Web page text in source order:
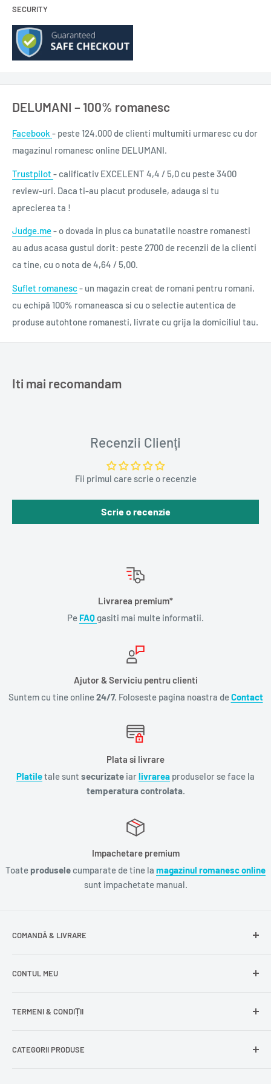
răceala clinică a consemnării specialistului ne dezvăluie o
dramă care nu este doar personală. Ca atâtea alte fete, Kim
Jiyeong nu ar fi trebuit să se nască. Pentru că era fată, și-a
fată, la școală și la facultate a fost tratată altfel decât colegii
copilului, sacrificându-și cariera. Și atunci, să fie „nebunia“ lui
Kim Jiyeong o exprimare exacerbată a ceea ce simt toate
Titlu: Kim Jiyeong, născută în 1982
An apariție: 2021
Ediție: I
Pagini: 196
Format: 13x20 cm
Colecție: Raftul Denisei
Domeniu: literatură
Autor: Cho Nam-joo
Traducere: Diana Yüksel
SECURITY
DELUMANI – 100% romanesc
Facebook - peste 124.000 de clienti multumiti urmaresc cu dor
magazinul romanesc online DELUMANI.
Trustpilot - calificativ EXCELENT 4,4 / 5,0 cu peste 3400
review-uri. Daca ti-au placut produsele, adauga si tu
aprecierea ta !
Judge.me- o dovada in plus ca bunatatile noastre romanesti
au adus acasa gustul dorit: peste 2700 de recenzii de la clienti
ca tine, cu o nota de 4,64 / 5,00.
Suflet romanesc- un magazin creat de romani pentru romani,
cu echipă 100% romaneasca si cu o selectie autentica de
produse autohtone romanesti, livrate cu grija la domiciliul tau.
Iti mai recomandam
Recenzii Clienți
Fii primul care scrie o recenzie
Scrie o recenzie
Livrarea premium*
Pe FAQgasiti mai multe informatii.
Ajutor & Serviciu pentru clienti
Suntem cu tine online24/7. Foloseste pagina noastra deContact
Plata si livrare
Platiletale sunt securizate iarlivrarea produselor se face la
temperatura controlata.
Impachetare premium
Toate produsele cumparate de tine la magazinul romanesc online
sunt impachetate manual.
COMANDĂ & LIVRARE
Livrare gratuită
CONTUL MEU
Comenzile mele
Cont nou
TERMENI & CONDIȚII
Politica de returnare
CATEGORII PRODUSE